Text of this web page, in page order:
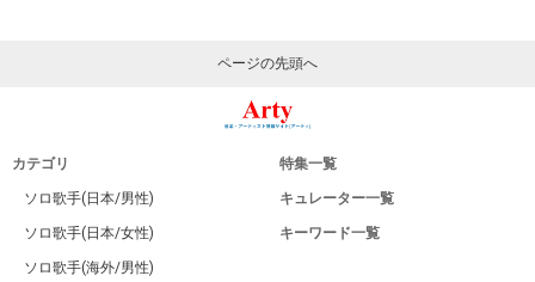
ページの先頭へ
カテゴリ
ソロ歌手(日本/男性)
ソロ歌手(日本/女性)
ソロ歌手(海外/男性)
特集一覧
キュレーター一覧
キーワード一覧